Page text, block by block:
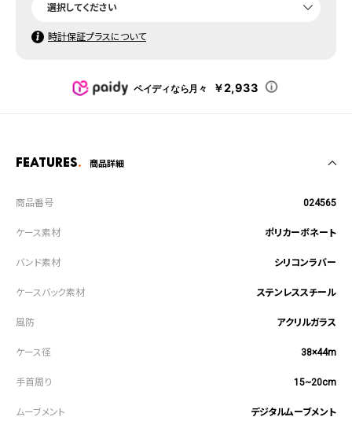
時計保証プラスについて
ペイディなら月々 ￥2,933
Features 商品詳細
024565
ポリカーボネート
シリコンラバー
ステンレススチール
アクリルガラス
38×44m
15~20cm
デジタルムーブメント